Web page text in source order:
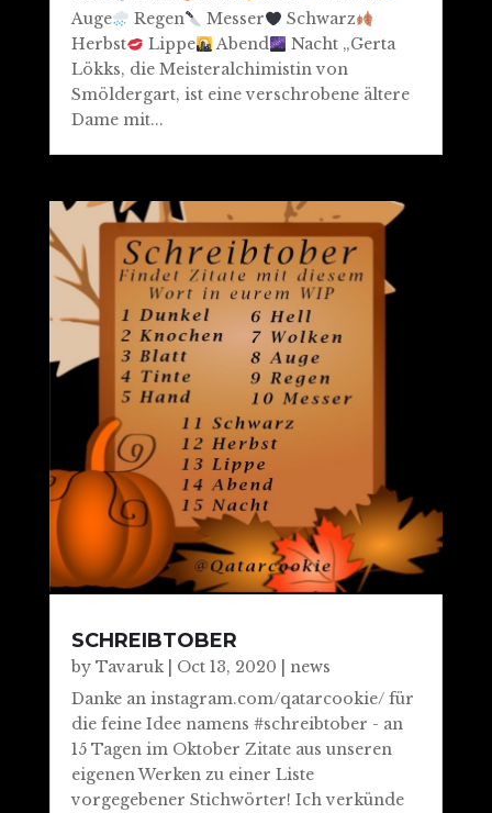
Auge
Regen Messer
Schwarz
Herbst
Lippe Abend
Nacht „Gerta
Lökks, die Meisteralchimistin von
Smöldergart, ist eine verschrobene ältere
Dame mit...
SCHREIBTOBER
by Tavaruk| Oct 13, 2020
news
Danke an instagram.com/qatarcookie/ für
die feine Idee namens #schreibtober - an
15 Tagen im Oktober Zitate aus unseren
eigenen Werken zu einer Liste
vorgegebener Stichwörter! Ich verkünde